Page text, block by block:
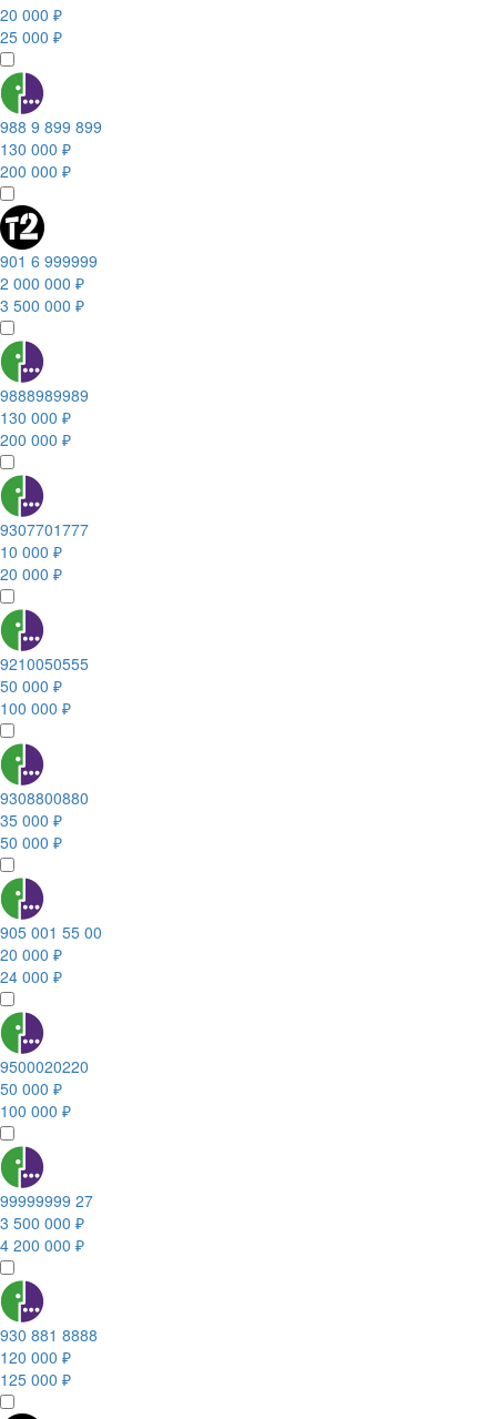
20 000 ₽
25 000 ₽
988 9 899 899
130 000 ₽
200 000 ₽
901 6 999999
2 000 000 ₽
3 500 000 ₽
9888989989
130 000 ₽
200 000 ₽
9307701777
10 000 ₽
20 000 ₽
9210050555
50 000 ₽
100 000 ₽
9308800880
35 000 ₽
50 000 ₽
905 001 55 00
20 000 ₽
24 000 ₽
9500020220
50 000 ₽
100 000 ₽
99999999 27
3 500 000 ₽
4 200 000 ₽
930 881 8888
120 000 ₽
125 000 ₽